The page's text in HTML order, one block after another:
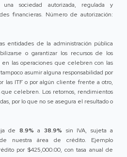
una sociedad autorizada, regulada y
financieras. Número de autorización:
entidades de la administración pública
o garantizar los recursos de los
las operaciones que celebren con las
asumir alguna responsabilidad por
las ITF o por algún cliente frente a otro,
celebren. Los retornos, rendimientos
por lo que no se asegura el resultado o
de 8.9% a 38.9% sin IVA, sujeta a
nuestra área de crédito. Ejemplo
por $425,000.00, con tasa anual de